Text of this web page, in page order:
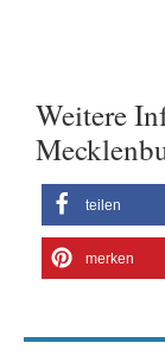
Weitere
teilen
merken